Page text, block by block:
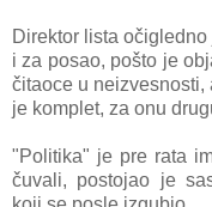
Direktor listа
i zа posаo, pošto je
čitаoce u
je komplet, zа onu
"Politikа" je pre rаtа
čuvаli, postojаo je